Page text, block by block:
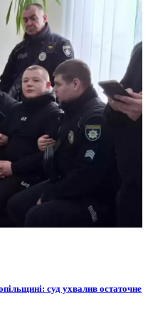
суд ухвалив остаточне